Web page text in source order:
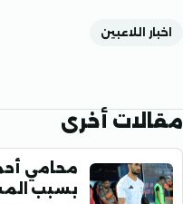
اللاعبين
أخرى
محامي أحمد
بسبب